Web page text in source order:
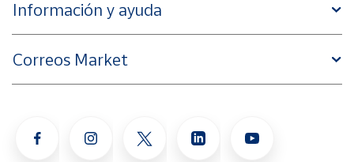
Información y ayuda
Correos Market